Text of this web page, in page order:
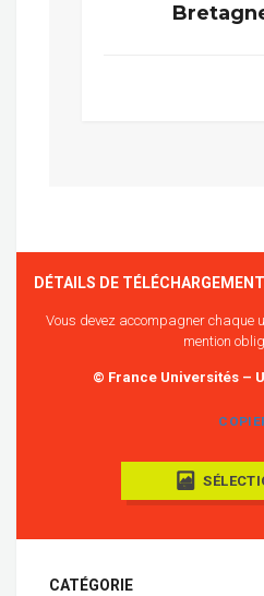
DÉTAILS DE TÉLÉCHARGEMENT
Vous devez accompagner chaque
mention
© France Universités –
CATÉGORIE